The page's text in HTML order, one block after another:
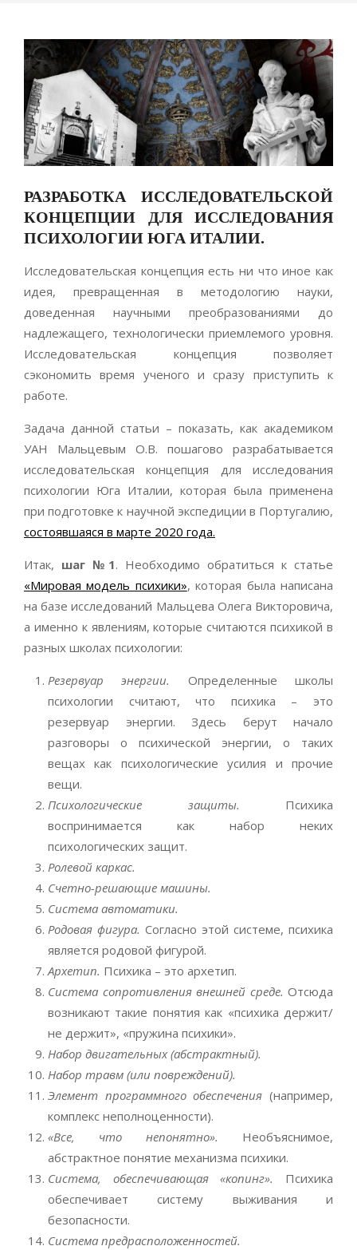
РАЗРАБОТКА ИССЛЕДОВАТЕЛЬСКОЙ
КОНЦЕПЦИИ ДЛЯ ИССЛЕДОВАНИЯ
ПСИХОЛОГИИ ЮГА ИТАЛИИ.
Исследовательская концепция есть ни что иное как
идея, превращенная в методологию науки,
доведенная научными преобразованиями до
надлежащего, технологически приемлемого уровня.
Исследовательская концепция позволяет
сэкономить время ученого и сразу приступить к
работе.
Задача данной статьи – показать, как академиком
УАН Мальцевым О.В. пошагово разрабатывается
исследовательская концепция для исследования
психологии Юга Италии, которая была применена
при подготовке к научной экспедиции в Португалию,
состоявшаяся в марте 2020 года.
Итак, шаг №1. Необходимо обратиться к статье
«Мировая модель психики», которая была написана
на базе исследований Мальцева Олега Викторовича,
а именно к явлениям, которые считаются психикой в
разных школах психологии:
Резервуар энергии.
Определенные школы
психологии считают, что психика – это
резервуар энергии. Здесь берут начало
разговоры о психической энергии, о таких
вещах как психологические усилия и прочие
вещи.
Психологические защиты. Психика
воспринимается как набор неких
психологических защит.
Ролевой каркас.
Счетно-решающие машины.
Система автоматики.
Родовая фигура. Согласно этой системе, психика
является родовой фигурой.
Архетип. Психика – это архетип.
Система сопротивления внешней среде. Отсюда
возникают такие понятия как «психика держит/
не держит», «пружина психики».
Набор двигательных (абстрактный).
Набор травм (или повреждений).
Элемент программного обеспечения (например,
комплекс неполноценности).
«Все, что непонятно». Необъяснимое,
абстрактное понятие механизма психики.
Система, обеспечивающая «копинг».
Психика
обеспечивает систему выживания и
безопасности.
Система предрасположенностей.